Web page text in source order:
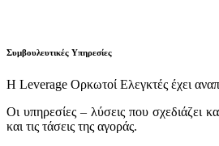
Συμβουλευτικές Yπηρεσίες
Η Leverage Ορκωτοί Ελεγκτές έχει
Οι υπηρεσίες – λύσεις που σχεδιάζει
και τις τάσεις της αγοράς.